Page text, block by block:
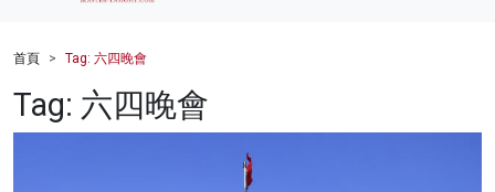
財經
健康
首頁 Tag: 六四晚會
Tag: 六四晚會